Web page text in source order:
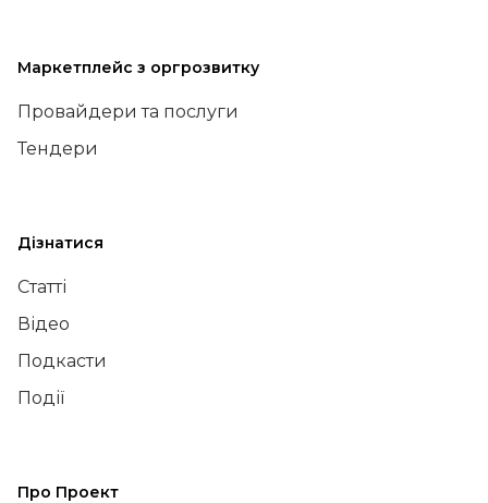
Маркетплейс з оргрозвитку
Провайдери та послуги
Тендери
Дізнатися
Статті
Відео
Подкасти
Події
Про Проект